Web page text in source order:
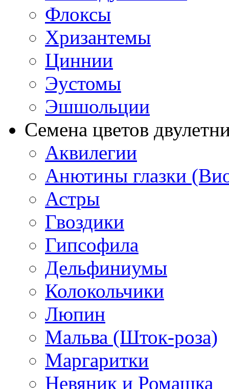
Флоксы
Хризантемы
Циннии
Эустомы
Эшшольции
Семена цветов
Аквилегии
Анютины глазки
Астры
Гвоздики
Гипсофила
Дельфиниумы
Колокольчики
Люпин
Мальва (Шток-роза)
Маргаритки
Невяник и Ромашка